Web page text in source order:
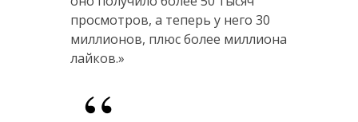
просмотров, а теперь у него 30
миллионов, плюс более миллиона
лайков.»